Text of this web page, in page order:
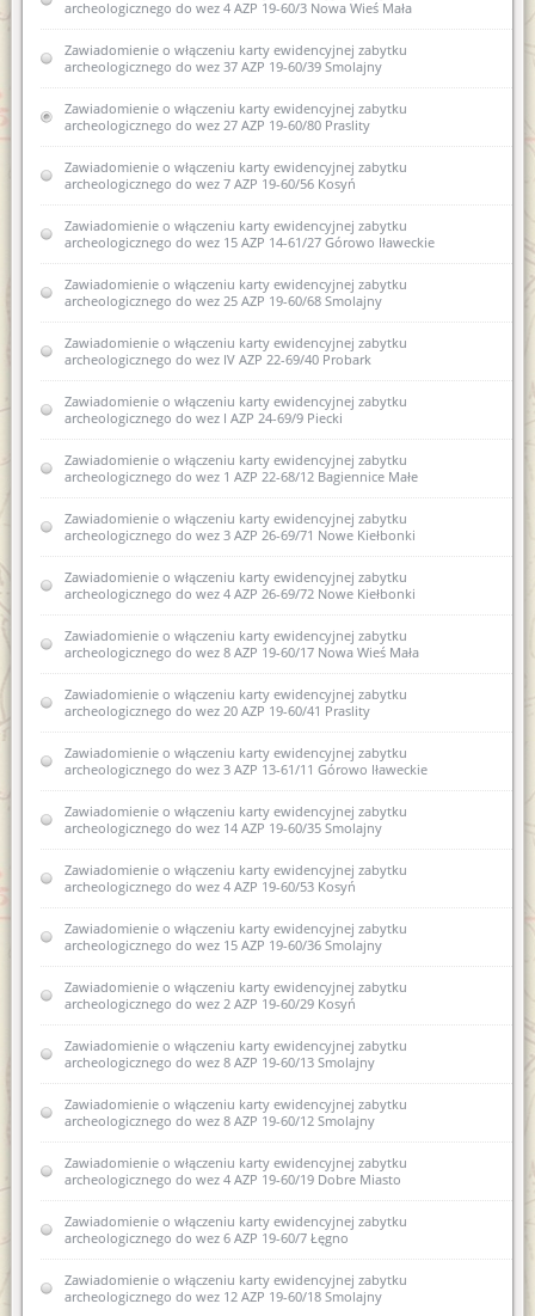
Zawiadomienie o zamiarze włączenia karty ewidencyjnej
zabytku archeologicznego do wojewódzkiej ewidencji
zabytków 7 AZP 19-68/54 Swięta Lipka
Zawiadomienie o sporządzeniu nowej karty ewidencyjnej
zabytku archeologicznego lądowego 2 AZP 22-62/4 Barczewko
Zawiadomienie o zamiarze włączenia karty ewidencyjnej
zabytku archeologicznego lądowego do Wojewódzkiej
ewidencji zabytków 9 AZP 23-62/25 Łęgajny
Zawiadomienie o zamiarze sporządzenia nowej karty
ewidencyjnej zabytku archeologicznego lądowego w
wojewódzkiej ewidencji zabytków nr 2 AZP 20-67/12 w obrębie
Samławki
Zawiadomienie o zamiarze sporządzenia nowej karty
ewidencyjnej zabytku archeologicznego lądowego w
wojewódzkiej ewidencji zabytków 2 AZP 23-70/1 Kosewo
Zawiadomienie o zamiarze włączenia do wojewódzkiej karty
ewidencyjnej zabytku archeologicznego lądowego AZP 19-68/54
Zawiadomienie o wszczęciu postępowania administracyjnego w
sprawie wydania pozwolenia na prowadzenie archeologicznych
badań powierzchniowych w zakresie planowanej rozbudowy
drogi krajowej nr 51 na odcinku obwodnicy miejscowości
Smolajny
Zawiadomienie o włączeniu do wojewódzkiej ewidencji
zabytków nowej karty ewidencyjnej zabytku archeologicznego
lądowego w wojewódzkiej ewidencji zabytków 2 AZP 23-70/1
Kosewo
Zawiadomienie o włączeniu do wojewódzkiej ewidencji
zabytków nowej karty ewidencyjnej zabytku archeologicznego
lądowego w wojewódzkiej ewidencji zabytków nr 2 AZP 20-
67/12 w obrębie Samławki
Zawiadomienie o zamiarze włączenia karty ewidencyjnej
zabytku archeologicznego lądowego do wojewódzkiej
ewidencji zabytków 1 AZP 35-58/15 Komorniki
Zawiadomienie o włączeniu do wojewódzkiej ewidencji
zabytków karty ewidencyjnej zabytku archeologicznego
lądowego 9 AZP 18-61/15 Wichrowo
Zawiadomienie o włączeniu do wojewódzkiej ewidencji
zabytków karty ewidencyjnej zabytku archeologicznego
lądowego 7 AZP 18-61/47 Miłogórze
Zawiadomienie o zamiarze wyłączenia z wojewódzkiej
ewidencji zabytków karty ewidencyjnej obiektu zabytkowego
Zawiadomienie o zamiarze włączenia karty ewidencyjnej
zabytków archeologicznych lądowych do wojewódzkiej
ewidencji zabytków 23.10.2020r.
Zawiadomienie o zamiarze sporządzenia nowej karty
ewidencyjnej zabytku archeologicznego lądowego w
wojewódzkiej ewidencji zabytków 4 AZP 20-60/11 Leginy
Zawiadomienie o zamiarze włączenia karty ewidencyjnej
zabytków archeologicznych lądowych do wojewódzkiej
ewidencji zabytków AZP 25-69/22 Piecki
Zawiadomienie o wszczęciu postępowania administracyjnego w
sprawie wpisania do rejestru zabytków archeologicznych
fragmentów kamiennych dawnej zabudowy Biskupiec, dz. nr
65/10
archeologicznego do wez 4 AZP 19-60/3 Nowa Wieś Mała
Zawiadomienie o włączeniu karty ewidencyjnej zabytku
archeologicznego do wez 37 AZP 19-60/39 Smolajny
Zawiadomienie o włączeniu karty ewidencyjnej zabytku
archeologicznego do wez 27 AZP 19-60/80 Praslity
Zawiadomienie o włączeniu karty ewidencyjnej zabytku
archeologicznego do wez 7 AZP 19-60/56 Kosyń
Zawiadomienie o włączeniu karty ewidencyjnej zabytku
archeologicznego do wez 15 AZP 14-61/27 Górowo Iławeckie
Zawiadomienie o włączeniu karty ewidencyjnej zabytku
archeologicznego do wez 25 AZP 19-60/68 Smolajny
Zawiadomienie o włączeniu karty ewidencyjnej zabytku
archeologicznego do wez IV AZP 22-69/40 Probark
Zawiadomienie o włączeniu karty ewidencyjnej zabytku
archeologicznego do wez I AZP 24-69/9 Piecki
Zawiadomienie o włączeniu karty ewidencyjnej zabytku
archeologicznego do wez 1 AZP 22-68/12 Bagiennice Małe
Zawiadomienie o włączeniu karty ewidencyjnej zabytku
archeologicznego do wez 3 AZP 26-69/71 Nowe Kiełbonki
Zawiadomienie o włączeniu karty ewidencyjnej zabytku
archeologicznego do wez 4 AZP 26-69/72 Nowe Kiełbonki
Zawiadomienie o włączeniu karty ewidencyjnej zabytku
archeologicznego do wez 8 AZP 19-60/17 Nowa Wieś Mała
Zawiadomienie o włączeniu karty ewidencyjnej zabytku
archeologicznego do wez 20 AZP 19-60/41 Praslity
Zawiadomienie o włączeniu karty ewidencyjnej zabytku
archeologicznego do wez 3 AZP 13-61/11 Górowo Iławeckie
Zawiadomienie o włączeniu karty ewidencyjnej zabytku
archeologicznego do wez 14 AZP 19-60/35 Smolajny
Zawiadomienie o włączeniu karty ewidencyjnej zabytku
archeologicznego do wez 4 AZP 19-60/53 Kosyń
Zawiadomienie o włączeniu karty ewidencyjnej zabytku
archeologicznego do wez 15 AZP 19-60/36 Smolajny
Zawiadomienie o włączeniu karty ewidencyjnej zabytku
archeologicznego do wez 2 AZP 19-60/29 Kosyń
Zawiadomienie o włączeniu karty ewidencyjnej zabytku
archeologicznego do wez 8 AZP 19-60/13 Smolajny
Zawiadomienie o włączeniu karty ewidencyjnej zabytku
archeologicznego do wez 8 AZP 19-60/12 Smolajny
Zawiadomienie o włączeniu karty ewidencyjnej zabytku
archeologicznego do wez 4 AZP 19-60/19 Dobre Miasto
Zawiadomienie o włączeniu karty ewidencyjnej zabytku
archeologicznego do wez 6 AZP 19-60/7 Łęgno
Zawiadomienie o włączeniu karty ewidencyjnej zabytku
archeologicznego do wez 12 AZP 19-60/18 Smolajny